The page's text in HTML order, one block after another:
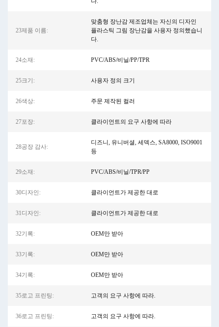
23제품 이름:
맞춤형 장난감 제조업체는 자신의 디자인
플라스틱 그림 장난감을 사용자 정의했습니
다.
24소재: PVC/ABS/비닐/PP/TPR
25크기: 사용자 정의 크기
26색상: 주문 제작된 컬러
27포장: 클라이언트의 요구 사항에 따라
28공장 감사:
디즈니, 유니버셜, 세덱스, SA8000, ISO9001
등
29소재: PVC/ABS/비닐/TPR/PP
30디자인: 클라이언트가 제공한 대로
31디자인: 클라이언트가 제공한 대로
32기록: OEM만 받아
33기록: OEM만 받아
34기록: OEM만 받아
35로고 프린팅: 고객의 요구 사항에 따라.
36로고 프린팅: 고객의 요구 사항에 따라.